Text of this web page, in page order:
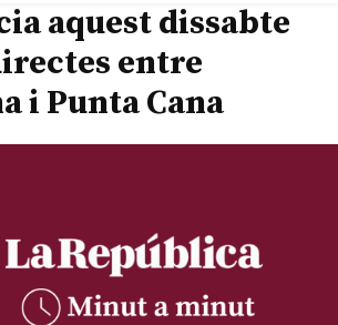
aquest dissabte
entre
i Punta Cana